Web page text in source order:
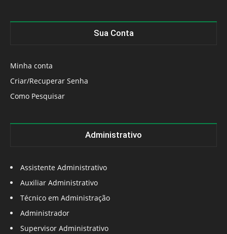
Sua Conta
Minha conta
Criar/Recuperar Senha
Como Pesquisar
Administrativo
Assistente Administrativo
Auxiliar Administrativo
Técnico em Administração
Administrador
Supervisor Administrativo